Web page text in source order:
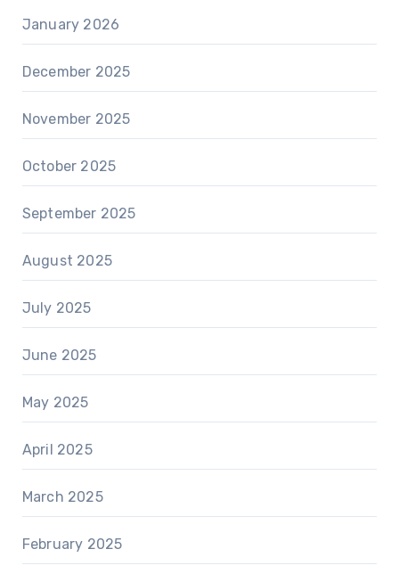
January 2026
December 2025
November 2025
October 2025
September 2025
August 2025
July 2025
June 2025
May 2025
April 2025
March 2025
February 2025